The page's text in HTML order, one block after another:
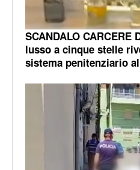
SCANDALO CARCERE
lusso a cinque stelle
sistema penitenziario